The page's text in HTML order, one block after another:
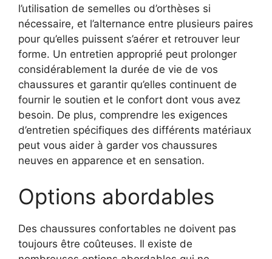
l’utilisation de semelles ou d’orthèses si
nécessaire, et l’alternance entre plusieurs paires
pour qu’elles puissent s’aérer et retrouver leur
forme. Un entretien approprié peut prolonger
considérablement la durée de vie de vos
chaussures et garantir qu’elles continuent de
fournir le soutien et le confort dont vous avez
besoin. De plus, comprendre les exigences
d’entretien spécifiques des différents matériaux
peut vous aider à garder vos chaussures
neuves en apparence et en sensation.
Options abordables
Des chaussures confortables ne doivent pas
toujours être coûteuses. Il existe de